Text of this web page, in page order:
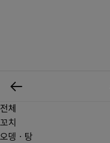
신상품
전체
꼬치
오뎅ㆍ탕